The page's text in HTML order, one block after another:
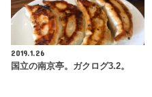
2019.1.26
国立の南京亭。ガクログ3.2。